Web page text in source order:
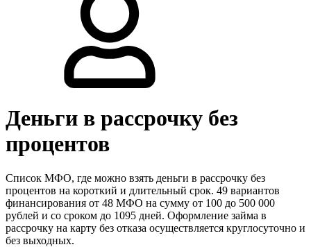
Деньги в рассрочку без
процентов
Список МФО, где можно взять деньги в рассрочку без
процентов на короткий и длительный срок. 49 вариантов
финансирования от 48 МФО на сумму от 100 до 500 000
рублей и со сроком до 1095 дней. Оформление займа в
рассрочку на карту без отказа осуществляется круглосуточно и
без выходных.